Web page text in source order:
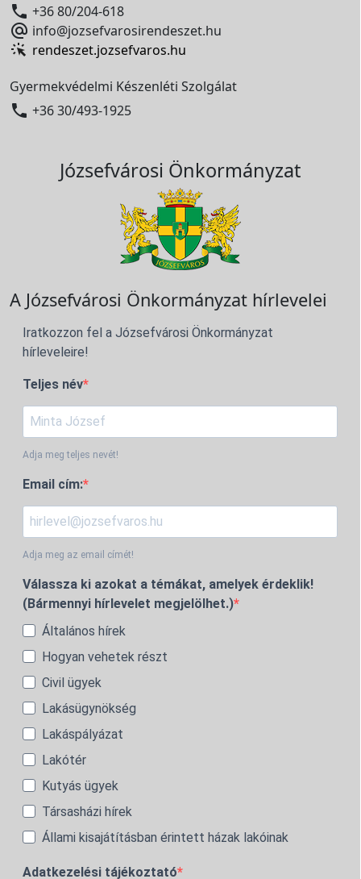
 +36 80/204-618
 info@jozsefvarosirendeszet.hu
rendeszet.jozsefvaros.hu
Gyermekvédelmi Készenléti Szolgálat
 +36 30/493-1925
Józsefvárosi Önkormányzat
A Józsefvárosi Önkormányzat hírlevelei
Iratkozzon fel a Józsefvárosi Önkormányzat
hírleveleire!
Teljes név
Adja meg teljes nevét!
Email cím:
Adja meg az email címét!
Válassza ki azokat a témákat, amelyek érdeklik!
(Bármennyi hírlevelet megjelölhet.)
Általános hírek
Hogyan vehetek részt
Civil ügyek
Lakásügynökség
Lakáspályázat
Lakótér
Kutyás ügyek
Társasházi hírek
Állami kisajátításban érintett házak lakóinak
Adatkezelési tájékoztató